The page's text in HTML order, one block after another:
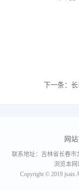
下一条： 长
网
联系地址：吉林省长春市
浏览本网
Copyright © 2019 jsaix